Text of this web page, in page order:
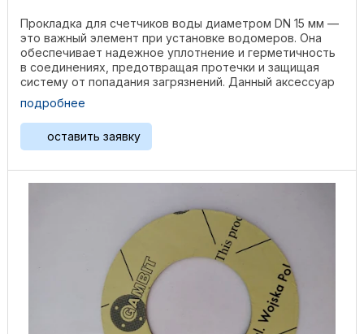
Прокладка для счетчиков воды диаметром DN 15 мм —
это важный элемент при установке водомеров. Она
обеспечивает надежное уплотнение и герметичность
в соединениях, предотвращая протечки и защищая
систему от попадания загрязнений. Данный аксессуар
подробнее
оставить заявку